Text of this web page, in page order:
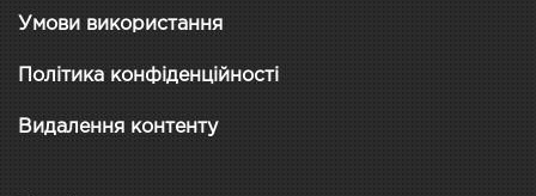
Умови використання
Політика конфіденційності
Видалення контенту